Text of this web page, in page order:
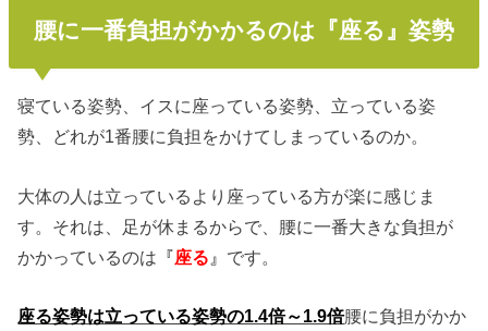
腰に一番負担がかかるのは『座る』姿勢
寝ている姿勢、イスに座っている姿勢、立っている姿
勢、どれが1番腰に負担をかけてしまっているのか。
大体の人は立っているより座っている方が楽に感じま
す。それは、足が休まるからで、腰に一番大きな負担が
かかっているのは 『座る 』 です。
座る姿勢は立っている姿勢の1.4倍～1.9倍腰に負担がかか